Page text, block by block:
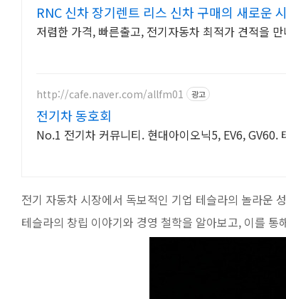
RNC 신차 장기렌트 리스 신차 구매의 새로운
저렴한 가격, 빠른출고, 전기자동차 최적가 견적을
http://cafe.naver.com/allfm01 광고
전기차 동호회
No.1 전기차 커뮤니티. 현대아이오닉5, EV6, GV60.
전기 자동차 시장에서 독보적인 기업 테슬라의 놀라운
테슬라의 창립 이야기와 경영 철학을 알아보고, 이를